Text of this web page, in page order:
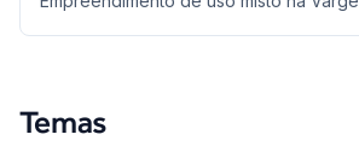
Temas